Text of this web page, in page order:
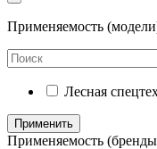
Применяемость
Лесная
Применить
Применяемость